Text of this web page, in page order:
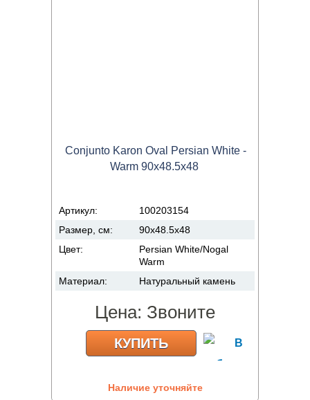
Conjunto Karon Oval Persian White -
Warm 90x48.5x48
Артикул:
100203154
Размер, см:
90x48.5x48
Цвет:
Persian White/Nogal
Warm
Материал:
Натуральный камень
Цена: Звоните
КУПИТЬ
Наличие уточняйте